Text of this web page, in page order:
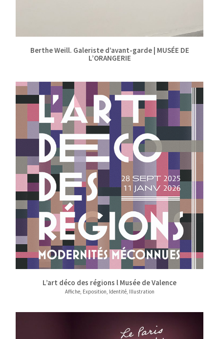
Berthe Weill. Galeriste d’avant-garde | MUSÉE DE
L’ORANGERIE
L’art déco des régions l Musée de Valence
Affiche, Exposition, Identité, Illustration